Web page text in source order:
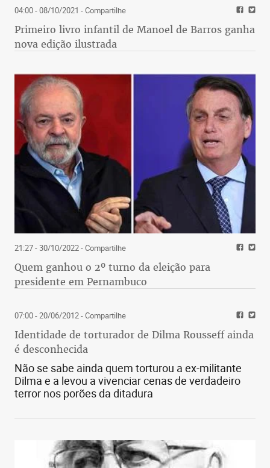
04:00 - 08/10/2021 - Compartilhe
Primeiro livro infantil de Manoel de Barros ganha
nova edição ilustrada
21:27 - 30/10/2022- Compartilhe
Quem ganhou o 2º turno da eleição para
presidente em Pernambuco
07:00 - 20/06/2012- Compartilhe
Identidade de torturador de Dilma Rousseff ainda
é desconhecida
Não se sabe ainda quem torturou a ex-militante
Dilma e a levou a vivenciar cenas de verdadeiro
terror nos porões da ditadura